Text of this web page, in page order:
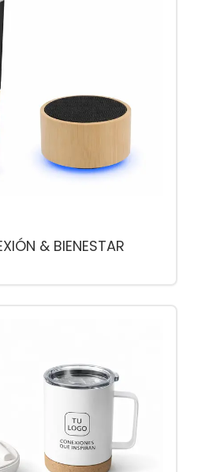
& BIENESTAR